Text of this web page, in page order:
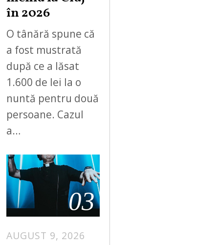
în 2026
O tânără spune că
a fost mustrată
după ce a lăsat
1.600 de lei la o
nuntă pentru două
persoane. Cazul
a…
03
AUGUST 9, 2026